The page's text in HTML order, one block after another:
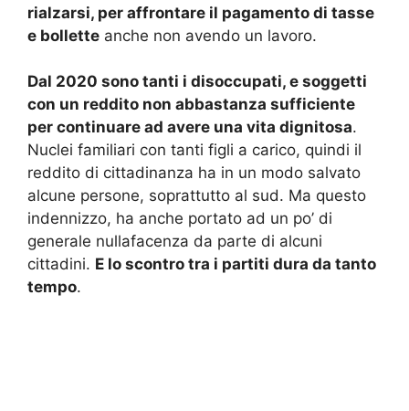
rialzarsi, per affrontare il pagamento di tasse
e bollette anche non avendo un lavoro.
Dal 2020 sono tanti i disoccupati, e soggetti
con un reddito non abbastanza sufficiente
per continuare ad avere una vita dignitosa.
Nuclei familiari con tanti figli a carico, quindi il
reddito di cittadinanza ha in un modo salvato
alcune persone, soprattutto al sud. Ma questo
indennizzo, ha anche portato ad un po’ di
generale nullafacenza da parte di alcuni
cittadini. E lo scontro tra i partiti dura da tanto
tempo.